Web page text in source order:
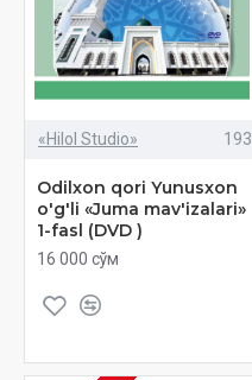
«Hilol Studio» 193
Odilxon qori Yunusxon
o'g'li «Juma mav'izalari»
1-fasl (DVD )
16 000 сўм